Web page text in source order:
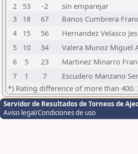
2
53 -2 sin emparejar
3
18 67 Banos Cumbrera
4
15 56 Hernandez Velasco
5
10 34 Valera Munoz Miguel
6
5 23 Martinez Minarro
7
1 7 Escudero Manzano
*) Rating difference of more than
Servidor de Resultados de Torneos de
Aviso legal/Condiciones de uso